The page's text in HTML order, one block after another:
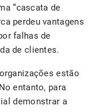
“cascata de
perdeu vantagens
falhas de
de clientes.
estão
entanto, para
demonstrar a